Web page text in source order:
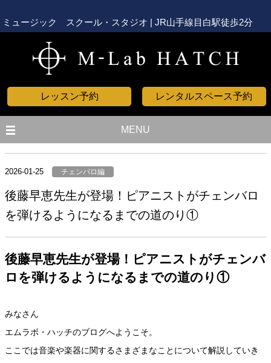
ミュージック スクール・スタジオ | JR山手線目白駅徒歩2分
レッスン予約 レンタルスペース予約
MENU
2026-01-25 チェンバロ編
後藤早恵先生が登場！ピアニストがチェンバロ
を弾けるようになるまでの道のり①
後藤早恵先生が登場！ピアニストがチェンバ
ロを弾けるようになるまでの道のり①
みなさん
エムラボ・ハッチのブログへようこそ。
ここでは音楽や楽器に関するさまざまなことについて解説していき